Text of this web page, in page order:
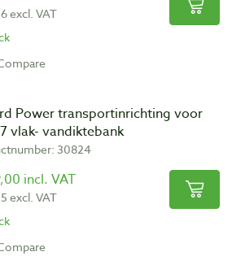
excl. VAT
Power transportinrichting voor
vlak- vandiktebank
30824
incl. VAT
excl. VAT